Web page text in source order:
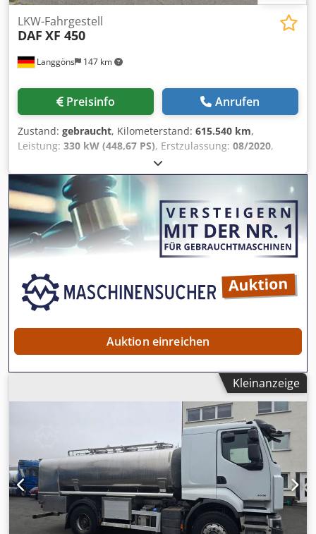
Langgöns 147 km
LKW-Fahrgestell
DAF XF 450
Preisinfo Anrufen
Zustand: gebraucht, Kilometerstand: 615.540 km,
Leistung: 330 kW (448,67 PS), Erstzulassung: 08/2020,
, Gesamtgewicht:
Konfiguration:3 Achsen, nächste Prüfung (TÜV):01/2027,
Bremsen:Motorbremsung , Farbe:
Sonstige, Getriebetyp:Automatisch, Emissionsklasse:
Euro6, Federung:Blatt-Luft , Anzahl der Sitzplätze:2
Ausstattung:ABS, Anhängerkupplung, Bordcomputer,
Differentialsperre, , Hersteller: DAF - Typ/Modell: XF 450 -
Anzahl Achsen: 3 - Schadstoffklasse: Euro6 - Fahrerhaus: L
- Getriebe: Automatik - Dauerbremse: Motorbremse -
Federung: Blatt-Luft - Liftachse - Lenkachse - Bremse:
mm - HU-Termin: 01.2027 Cedpfxszqvb Ns Adkjha
Auktion einreichen
Kleinanzeige